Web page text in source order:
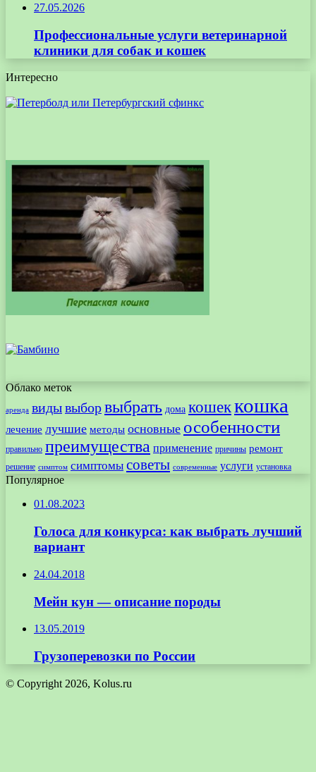
27.05.2026
Профессиональные услуги ветеринарной
клиники для собак и кошек
Интересно
Облако меток
аренда видывыборвыбрать дома кошеккошка
лечение лучшие методы основные особенности
правильно преимущества применение причины ремонт
решение симптом симптомы советы современные услуги установка
Популярное
01.08.2023
Голоса для конкурса: как выбрать лучший
вариант
24.04.2018
Мейн кун — описание породы
13.05.2019
Грузоперевозки по России
© Copyright 2026, Kolus.ru